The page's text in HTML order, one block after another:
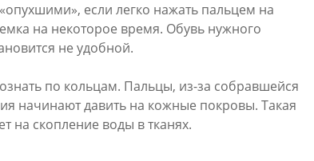
если легко нажать пальцем на
на некоторое время. Обувь нужного
не удобной.
по кольцам. Пальцы, из-за собравшейся
начинают давить на кожные покровы. Такая
на скопление воды в тканях.